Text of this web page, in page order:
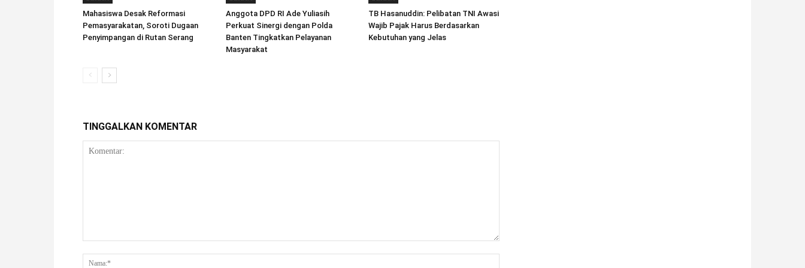
Mahasiswa Desak Reformasi
Pemasyarakatan, Soroti Dugaan
Penyimpangan di Rutan Serang
Anggota DPD RI Ade Yuliasih
Perkuat Sinergi dengan Polda
Banten Tingkatkan Pelayanan
Masyarakat
TB Hasanuddin: Pelibatan TNI Awasi
Wajib Pajak Harus Berdasarkan
Kebutuhan yang Jelas
TINGGALKAN KOMENTAR